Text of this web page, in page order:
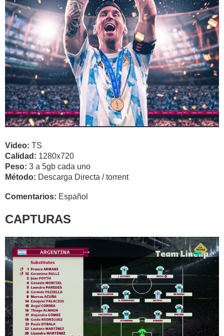
Video: TS
Calidad: 1280x720
Peso: 3 a 5gb cada uno
Método: Descarga Directa / torrent
Comentarios: Español
CAPTURAS